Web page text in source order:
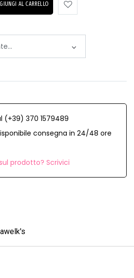
AL CARRELLO
(+39) 370 1579489
consegna in 24/48 ore
prodotto? Scrivici